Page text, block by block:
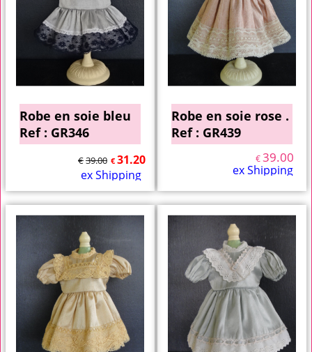
Robe en soie bleu
Ref : GR346
€39.00 € 31.20
ex Shipping
Robe en soie rose .
Ref : GR439
€39.00
ex Shipping